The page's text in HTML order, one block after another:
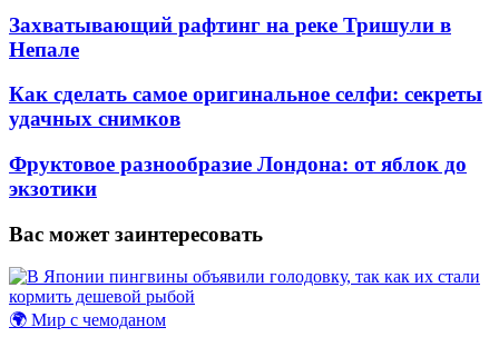
Захватывающий рафтинг на реке Тришули в
Непале
Как сделать самое оригинальное селфи: секреты
удачных снимков
Фруктовое разнообразие Лондона: от яблок до
экзотики
Вас может заинтересовать
🌍 Мир с чемоданом